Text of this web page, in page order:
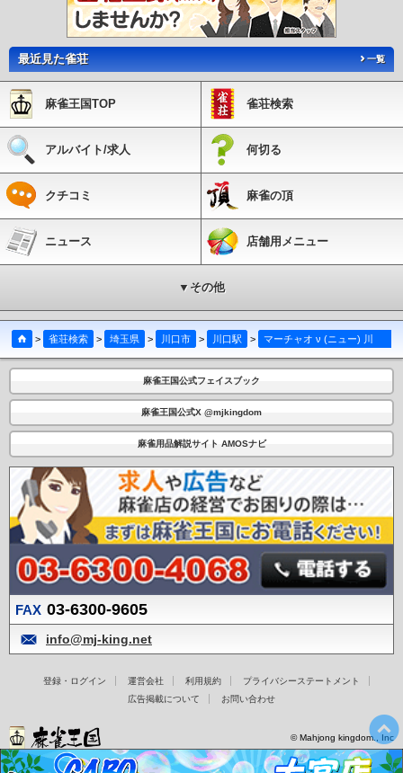
最近見た雀荘 一覧
麻雀王国TOP 雀荘検索
アルバイト/求人 何切る
クチコミ 麻雀の頂
ニュース 店舗用メニュー
▼その他
> 雀荘検索 > 埼玉県 > 川口市 > 川口駅 > マーチャオ ν (ニュー) 川口店
麻雀王国公式フェイスブック
麻雀王国公式X @mjkingdom
麻雀用品解説サイト AMOSナビ
FAX 03-6300-9605
info@mj-king.net
登録・ログイン 運営会社 利用規約
プライバシーステートメント
広告掲載について
お問い合わせ
© Mahjong kingdom., Inc